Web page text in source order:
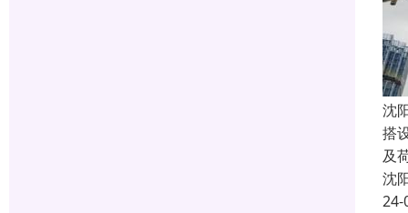
沈
搭
及
沈
24-